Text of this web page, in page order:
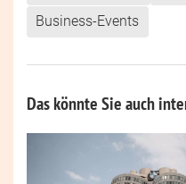
Business-Events
Das könnte Sie auch